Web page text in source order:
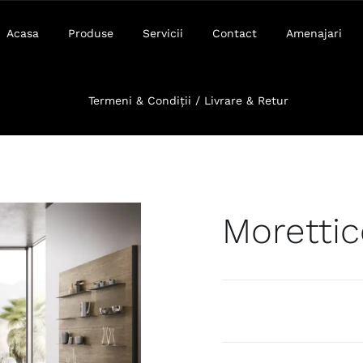
Acasa Produse Servicii Contact Amenajari
Termeni & Condiții / Livrare & Retur